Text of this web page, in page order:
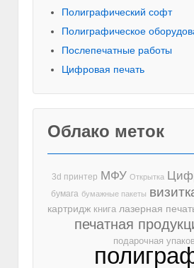
Полиграфический софт
Полиграфическое
Послепечатные работы
Цифровая печать
Облако меток
3d принтер МФУ Открытка
бумага бумажные пакеты
картридж книга лазерная
печатная
подарочная